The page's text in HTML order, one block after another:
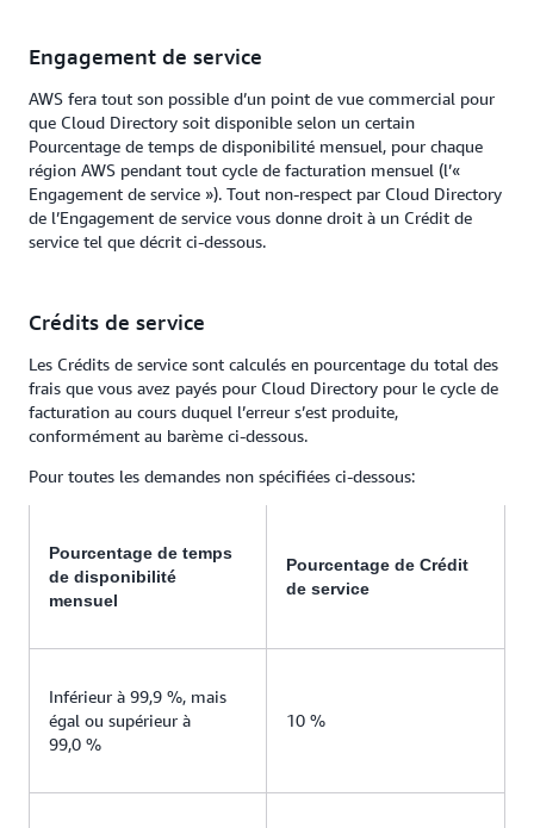
Engagement de service
AWS fera tout son possible d’un point de vue commercial pour
que Cloud Directory soit disponible selon un certain
Pourcentage de temps de disponibilité mensuel, pour chaque
région AWS pendant tout cycle de facturation mensuel (l’«
Engagement de service »). Tout non-respect par Cloud Directory
de l’Engagement de service vous donne droit à un Crédit de
service tel que décrit ci-dessous.
Crédits de service
Les Crédits de service sont calculés en pourcentage du total des
frais que vous avez payés pour Cloud Directory pour le cycle de
facturation au cours duquel l’erreur s’est produite,
conformément au barème ci-dessous.
Pour toutes les demandes non spécifiées ci-dessous:
Pourcentage de temps
de disponibilité
mensuel
Pourcentage de Crédit
de service
Inférieur à 99,9 %, mais
égal ou supérieur à
99,0 %
10 %